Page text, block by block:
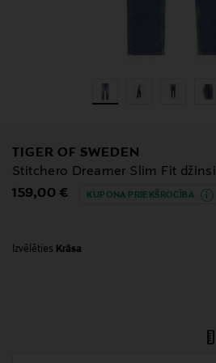
TIGER OF SWEDEN
Stitchero Dreamer Slim Fit džinsi
Original Price
159,00 € KUPONA PRIEKŠROCĪBA
Izvēlēties Krāsa